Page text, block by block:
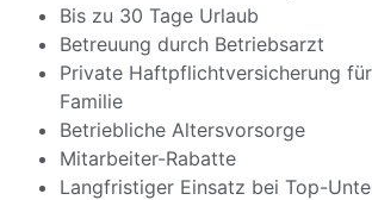
Bis zu 30 Tage Urlaub
Betreuung durch
Private Haftpflichtversicherung
Familie
Betriebliche Altersvorsorge
Mitarbeiter-Rabatte
Langfristiger Einsatz bei Top-